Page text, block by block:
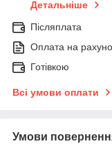
Детальніше
Післяплата
Оплата на
Готівкою
Всі умови оплати
Умови